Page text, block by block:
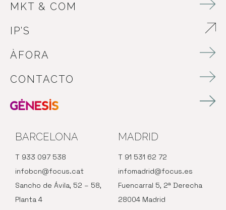
MKT & COM
IP’S
ÀFORA
CONTACTO
BARCELONA
T 933 097 538
infobcn@focus.cat
Sancho de Ávila, 52 – 58,
Planta 4
MADRID
T 91 531 62 72
infomadrid@focus.es
Fuencarral 5, 2ª Derecha
28004 Madrid